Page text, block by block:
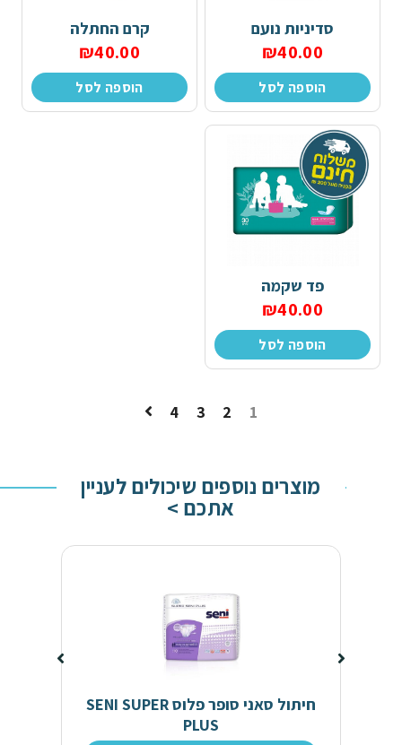
סדיניות נועם
₪40.00
הוספה לסל
קרם החתלה
₪40.00
הוספה לסל
פד שקמה
₪40.00
הוספה לסל
1
2
3
4
מוצרים נוספים שיכולים לעניין
אתכם >
חיתול סאני סופר פלוס SENI SUPER
PLUS